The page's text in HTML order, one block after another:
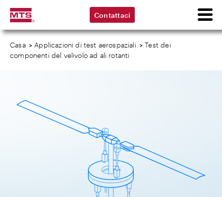
Contattaci
Casa > Applicazioni di test aerospaziali >Test dei
componenti del velivolo ad ali rotanti